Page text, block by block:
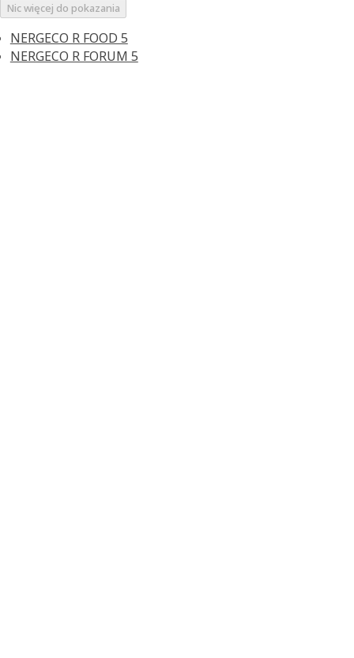
Nic więcej do pokazania
NERGECO R FOOD 5
NERGECO R FORUM 5